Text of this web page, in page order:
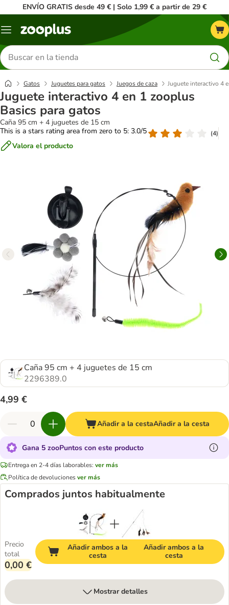
ENVÍO GRATIS desde 49 € | Solo 1,99 € a partir de 29 €
Menú
Buscar
productos
Gatos Juguetes para gatos Juegos de caza Juguete interactivo 4
Juguete interactivo 4 en 1 zooplus
Basics para gatos
Caña 95 cm + 4 juguetes de 15 cm
This is a stars rating area from zero to 5: 3.0/5
(4)
Valora el producto
Caña 95 cm + 4 juguetes de 15 cm
2296389.0
4,99 €
Añadir a la cestaAñadir a la cesta
Gana 5 zooPuntos con este producto
Entrega en 2-4 días laborables: ver más
Política de devolucionesver más
Comprados juntos habitualmente
Precio
total
0,00 €
Añadir ambos a la
cesta
Añadir ambos a la
cesta
Mostrar detalles